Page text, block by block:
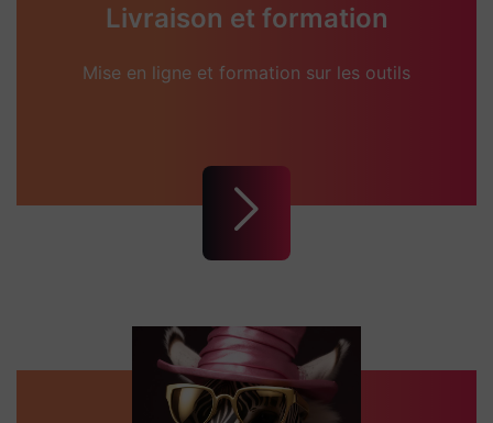
Livraison et formation
Mise en ligne et formation sur les outils